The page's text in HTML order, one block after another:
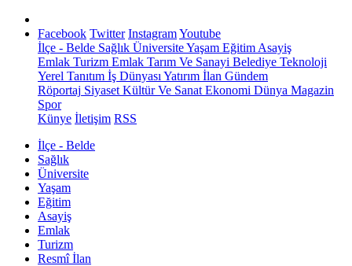
Facebook Twitter InstagramYoutube
İlçe - Belde Sağlık ÜniversiteYaşam Eğitim Asayiş
Emlak Turizm Emlak Tarım Ve Sanayi Belediye Teknoloji
Yerel Tanıtım İş Dünyası Yatırım İlan Gündem
Röportaj Siyaset Kültür Ve Sanat Ekonomi Dünya Magazin
Spor
Künye İletişim RSS
İlçe - Belde
Sağlık
Üniversite
Yaşam
Eğitim
Asayiş
Emlak
Turizm
Resmî İlan